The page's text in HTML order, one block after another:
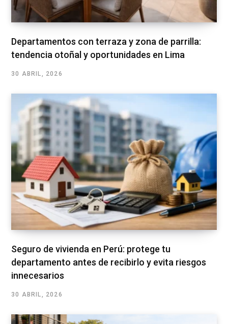
Departamentos con terraza y zona de parrilla:
tendencia otoñal y oportunidades en Lima
30 ABRIL, 2026
Seguro de vivienda en Perú: protege tu
departamento antes de recibirlo y evita riesgos
innecesarios
30 ABRIL, 2026